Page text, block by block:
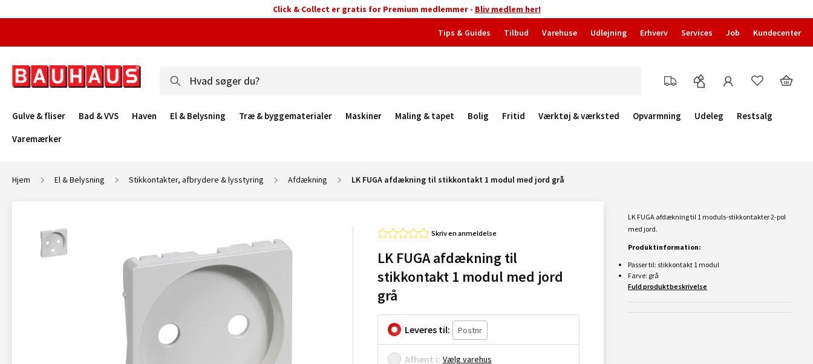
Click & Collect er gratis for Premium medlemmer - Bliv medlem her!
Tips & Guides Tilbud Varehuse Udlejning Erhverv Services Job Kundecenter
Gulve & fliser Bad & VVS Haven El & Belysning Træ & byggematerialer Maskiner Maling & tapet Bolig Fritid Værktøj & værksted Opvarmning Udeleg
Restsalg
Varemærker
Hjem El & Belysning Stikkontakter, afbrydere & lysstyring Afdækning LK FUGA afdækning til stikkontakt 1 modul med jord grå
Skriv en anmeldelse
LK FUGA afdækning til
stikkontakt 1 modul med jord
grå
Leveres til:
Afhent i: Vælg varehus
LK FUGA afdækning til 1 moduls-stikkontakter 2-pol
med jord.
Produktinformation:
Passer til: stikkontakt 1 modul
Farve: grå
Fuld produktbeskrivelse